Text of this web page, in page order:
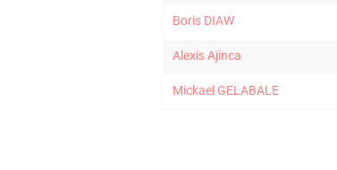
Boris DIAW
Alexis Ajinca
Mickael GELABALE